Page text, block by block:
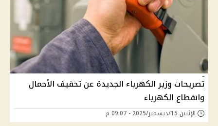
تصريحات وزير الكهرباء الجديدة عن تخفيف الأحمال
وانقطاع الكهرباء
الإثنين 15/ديسمبر/2025 - 09:07 م